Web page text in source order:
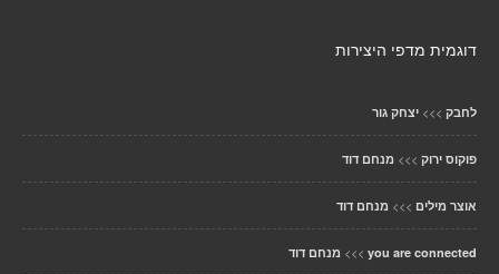
דוגמית מדפי היצירות
לחבק >>> יצחק גור
פוקוס ירוק >>> מנחם דוד
אוצר מילים >>> מנחם דוד
you are connected
>>> מנחם דוד